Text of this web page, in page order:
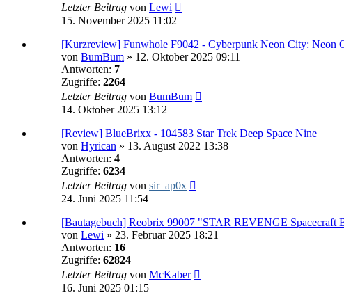
Letzter Beitrag von Lewi
15. November 2025 11:02
[Kurzreview] Funwhole F9042 - Cyberpunk Neon City: Neon
von BumBum » 12. Oktober 2025 09:11
Antworten: 7
Zugriffe: 2264
Letzter Beitrag von BumBum
14. Oktober 2025 13:12
[Review] BlueBrixx - 104583 Star Trek Deep Space Nine
von Hyrican » 13. August 2022 13:38
Antworten: 4
Zugriffe: 6234
Letzter Beitrag von sir_ap0x
24. Juni 2025 11:54
[Bautagebuch] Reobrix 99007 "STAR REVENGE Spacecraft
von Lewi » 23. Februar 2025 18:21
Antworten: 16
Zugriffe: 62824
Letzter Beitrag von McKaber
16. Juni 2025 01:15